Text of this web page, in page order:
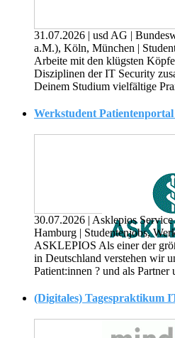
31.07.2026 | usd AG |
a.M.), Köln, München |
Arbeite mit den klügsten
Disziplinen der IT Security
Deinem Studium vielfältige
30.07.2026 | Asklepios
Hamburg | Studentenjobs,
ASKLEPIOS Als einer der
in Deutschland verstehen wir
Patient:innen ? und als Partner
(Digitales) Tagespraktikum